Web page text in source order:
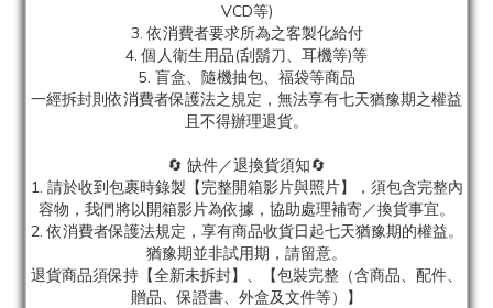
VCD等)
3. 依消費者要求所為之客製化給付
4. 個人衛生用品(刮鬍刀、耳機等)等
5. 盲盒、隨機抽包、福袋等商品
一經拆封則依消費者保護法之規定，無法享有七天猶豫期之權益
且不得辦理退貨。
🔄 缺件／退換貨須知🔄
1. 請於收到包裹時錄製【完整開箱影片與照片】，須包含完整內
容物，我們將以開箱影片為依據，協助處理補寄／換貨事宜。
2. 依消費者保護法規定，享有商品收貨日起七天猶豫期的權益。
猶豫期並非試用期，請留意。
退貨商品須保持【全新未拆封】、【包裝完整（含商品、配件、
贈品、保證書、外盒及文件等）】